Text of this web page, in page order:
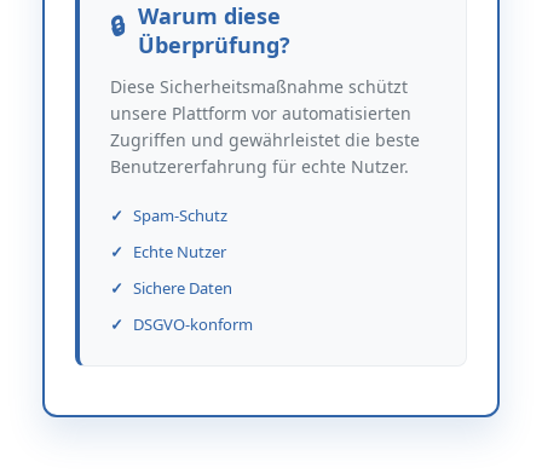
Warum diese
Überprüfung?
Diese Sicherheitsmaßnahme schützt
unsere Plattform vor automatisierten
Zugriffen und gewährleistet die beste
Benutzererfahrung für echte Nutzer.
Spam-Schutz
Echte Nutzer
Sichere Daten
DSGVO-konform